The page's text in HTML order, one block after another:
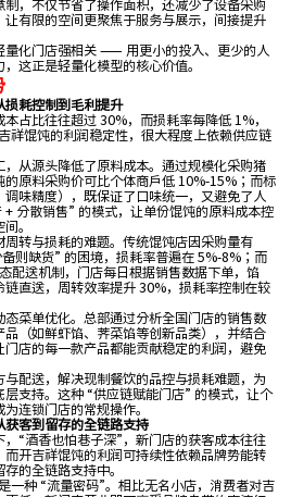
，不仅节省了操作面积，还减少了设备采购
有限的空间更聚焦于服务与展示，间接提升
量化门店强相关 —— 用更小的投入、更少的人
这正是轻量化模型的核心价值。
损耗控制到毛利提升
占比往往超过 30%，而损耗率每降低 1%，
祥馄饨的利润稳定性，很大程度上依赖供应链
从源头降低了原料成本。通过规模化采购猪
原料采购价可比个体商户低 10%-15%；而标
味精度），既保证了口味统一，又避免了人
分散销售” 的模式，让单份馄饨的原料成本控
。
周转与损耗的难题。传统馄饨店因采购量有
则缺货” 的困境，损耗率普遍在 5%-8%；而
配送机制，门店每日根据销售数据下单，馅
直送，周转效率提升 30%，损耗率控制在较
态菜单优化。总部通过分析全国门店的销售数
（如鲜虾馅、荠菜馅等创新品类），并结合
店的每一款产品都能贡献稳定的利润，避免
配送，解决现制餐饮的品控与损耗难题，为
支持。这种 “供应链赋能门店” 的模式，让个
连锁门店的常规操作。
客到留存的全链路支持
“酒香也怕巷子深”，新门店的获客成本往往
开吉祥馄饨的利润可持续性依赖品牌势能转
的全链路支持中。
一种 “流量密码”。相比无名小店，消费者对吉